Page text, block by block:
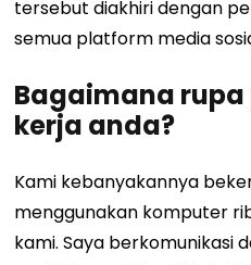
tersebut diakhiri dengan
semua platform media
Bagaimana
kerja anda?
Kami kebanyakannya
menggunakan komputer
kami. Saya berkomunikasi